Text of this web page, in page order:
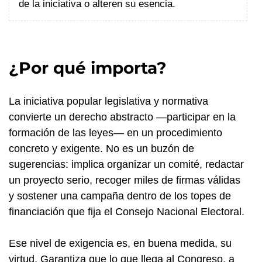
de la iniciativa o alteren su esencia.
¿Por qué importa?
La iniciativa popular legislativa y normativa
convierte un derecho abstracto —participar en la
formación de las leyes— en un procedimiento
concreto y exigente. No es un buzón de
sugerencias: implica organizar un comité, redactar
un proyecto serio, recoger miles de firmas válidas
y sostener una campaña dentro de los topes de
financiación que fija el Consejo Nacional Electoral.
Ese nivel de exigencia es, en buena medida, su
virtud. Garantiza que lo que llega al Congreso, a